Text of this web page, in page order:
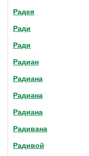
Радея
Ради
Ради
Радиан
Радиана
Радиана
Радиана
Радивана
Радивой